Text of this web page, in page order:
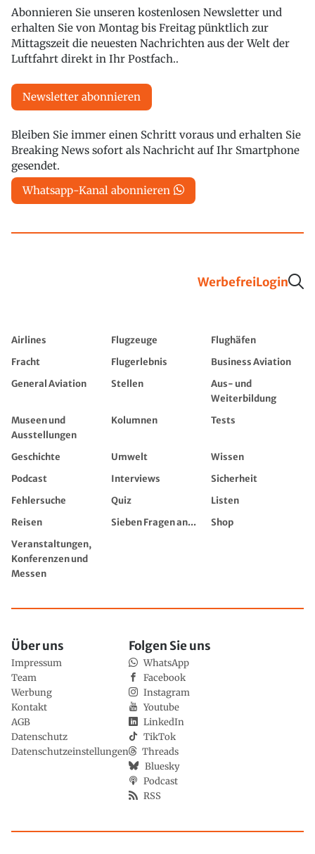
Abonnieren Sie unseren kostenlosen Newsletter und
erhalten Sie von Montag bis Freitag pünktlich zur
Mittagszeit die neuesten Nachrichten aus der Welt der
Luftfahrt direkt in Ihr Postfach..
Newsletter abonnieren
Bleiben Sie immer einen Schritt voraus und erhalten Sie
Breaking News sofort als Nachricht auf Ihr Smartphone
gesendet.
Whatsapp-Kanal abonnieren
WerbefreiLogin
Airlines Flugzeuge
Flughäfen
Fracht
Flugerlebnis
Business Aviation
General Aviation
Stellen
Aus- und
Weiterbildung
Museen und
Ausstellungen
Kolumnen Tests
Geschichte Umwelt
Wissen
Podcast
Interviews
Sicherheit
Fehlersuche
Quiz
Listen
Reisen
Sieben Fragen an...
Shop
Veranstaltungen,
Konferenzen und
Messen
Über uns
Impressum
Team
Werbung
Kontakt
AGB
Datenschutz
Datenschutzeinstellungen
Folgen Sie uns
WhatsApp
Facebook
Instagram
Youtube
LinkedIn
TikTok
Threads
Bluesky
Podcast
RSS